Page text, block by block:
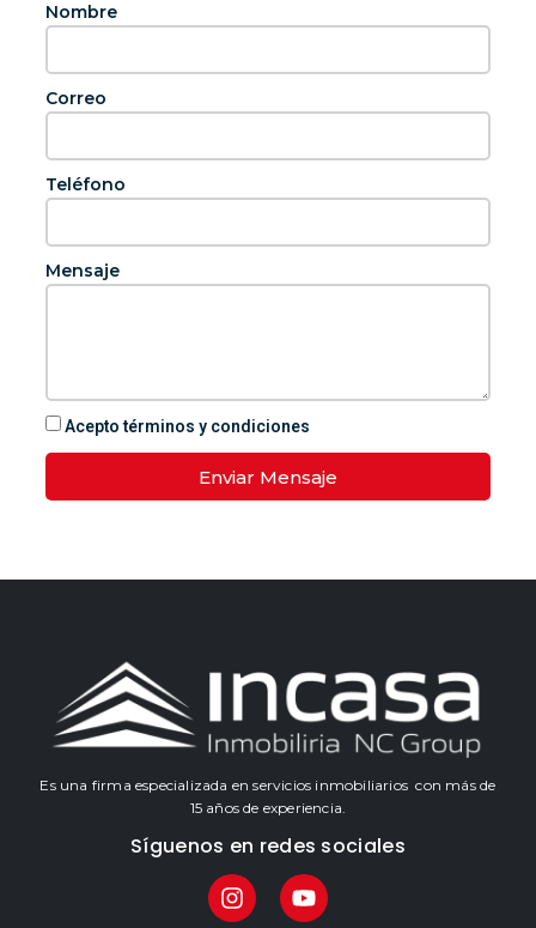
Nombre
Correo
Teléfono
Mensaje
Acepto términos y condiciones
Enviar Mensaje
Es una firma especializada en servicios inmobiliarios con más de
15 años de experiencia.
Síguenos en redes sociales